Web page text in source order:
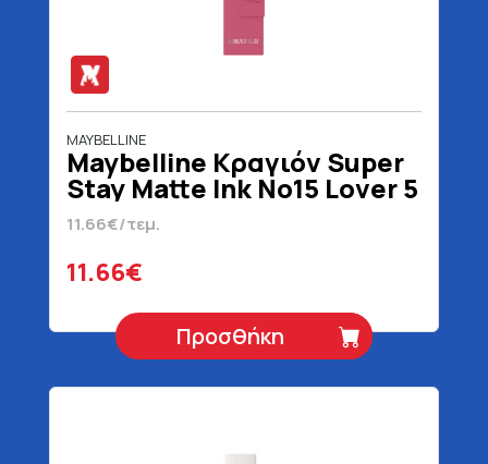
MAYBELLINE
Maybelline Κραγιόν Super
Stay Matte Ink No15 Lover 5
ml
11.66€/τεμ.
11.66€
Προσθήκη